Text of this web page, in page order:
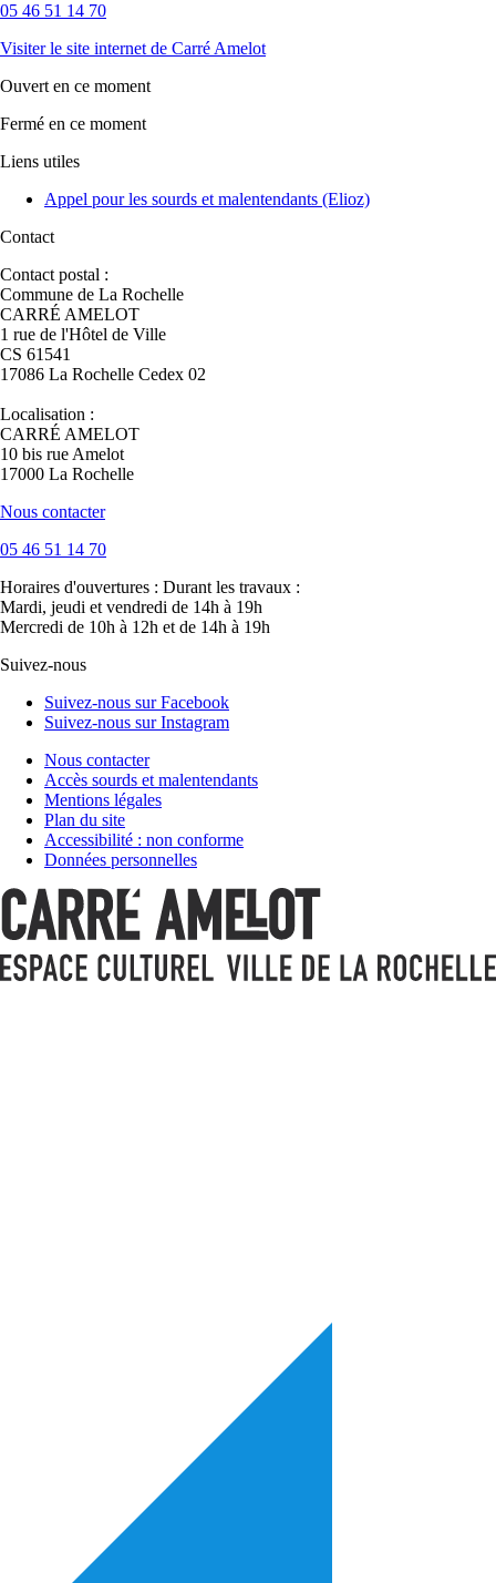
05 46 51 14 70
Visiter le site internet de Carré Amelot
Ouvert en ce moment
Fermé en ce moment
Liens utiles
Appel pour les sourds et malentendants (Elioz)
Contact
Contact postal :
Commune de La Rochelle
CARRÉ AMELOT
1 rue de l'Hôtel de Ville
CS 61541
17086 La Rochelle Cedex 02
Localisation :
CARRÉ AMELOT
10 bis rue Amelot
17000 La Rochelle
Nous contacter
05 46 51 14 70
Horaires d'ouvertures : Durant les travaux :
Mardi, jeudi et vendredi de 14h à 19h
Mercredi de 10h à 12h et de 14h à 19h
Suivez-nous
Suivez-nous sur Facebook
Suivez-nous sur Instagram
Nous contacter
Accès sourds et malentendants
Mentions légales
Plan du site
Accessibilité : non conforme
Données personnelles